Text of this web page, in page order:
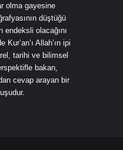
olma gayesine
düştüğü
endeksli olacağını
Allah’ın ipi
tarihi ve bilimsel
bakan,
cevap arayan bir